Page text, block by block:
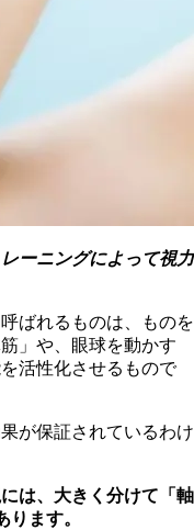
ーニングによって視力
ばれるものは、ものを
」や、眼球を動かす
活性化させるもので
が保証されているわけ
は、大きく分けて「軸
ます。